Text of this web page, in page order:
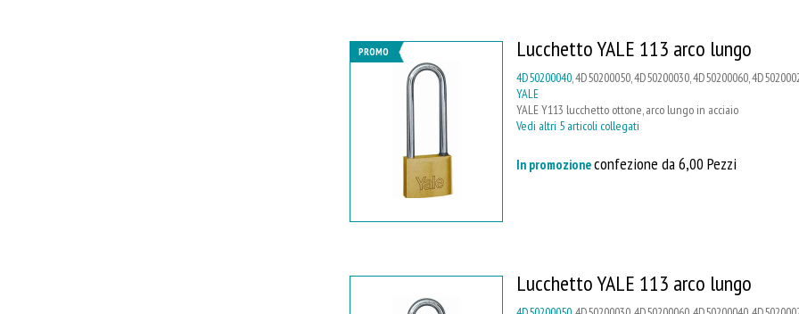
PROMO Lucchetto YALE 113 arco lungo
4D50200040, 4D50200050, 4D50200030, 4D50200060,
YALE
YALE Y113 lucchetto ottone, arco lungo in acciaio
Vedi altri 5 articoli collegati
In promozioneconfezione da 6,00 Pezzi
Lucchetto YALE 113 arco lungo